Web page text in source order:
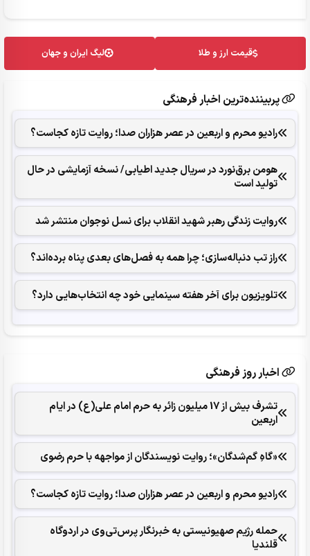
قیمت ارز و طلا لیگ ایران و جهان
پربیننده‌ترین اخبار فرهنگی
رادیو محرم و اربعین در عصر هزاران صدا؛ روایت تازه کجاست؟
هومن برق‌نورد در سریال جدید اطیابی/ نسخه آزمایشی در حال
تولید است
روایت زندگی رهبر شهید انقلاب برای نسل نوجوان منتشر شد
راز تب دنباله‌سازی؛ چرا همه به فصل‌های بعدی پناه برده‌اند؟
تلویزیون برای آخر هفته سینمایی خود چه انتخاب‌هایی دارد؟
اخبار روز فرهنگی
تشرف بیش از 17 میلیون زائر به حرم امام علی(ع) در ایام
اربعین
«گاهِ گم‌شدگان»؛ روایت نویسندگان از مواجهه با حرم رضوی
رادیو محرم و اربعین در عصر هزاران صدا؛ روایت تازه کجاست؟
حمله رژیم صهیونیستی به خبرنگار پرس‌تی‌وی در اردوگاه
قلندیا